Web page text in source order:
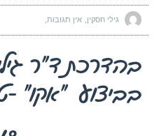
גילי חסקין אין תגובות
בהדרכת ד”ר
בביצוע “אקו” -